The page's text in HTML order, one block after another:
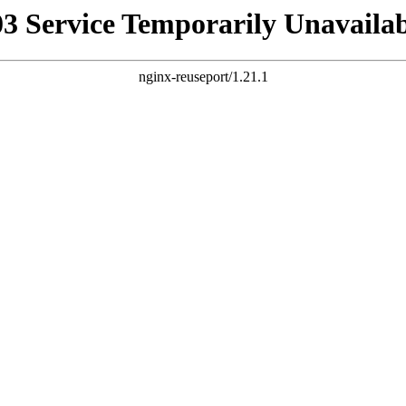
Service Temporarily
nginx-reuseport/1.21.1